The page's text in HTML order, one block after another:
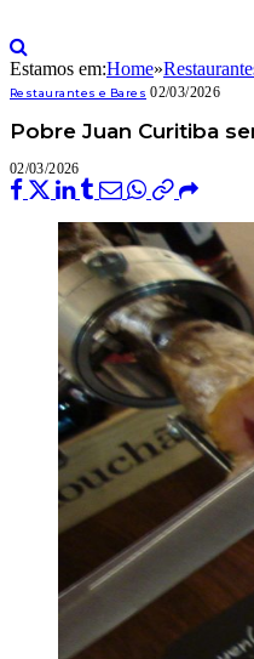
Estamos em:Home»
Restaurantes e Bares 02/03/2026
Pobre Juan Curitiba
02/03/2026